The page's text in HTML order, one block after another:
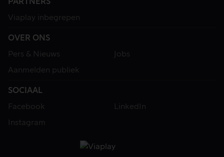
Viaplay inbegrepen
OVER ONS
Pers & Nieuws
Jobs
Aanmelden publiek
SOCIAAL
Facebook
LinkedIn
Instagram